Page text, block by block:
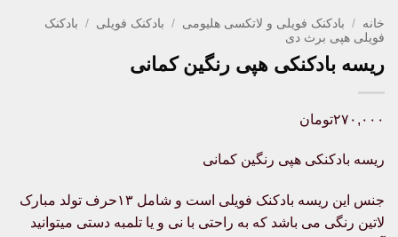
خانه / بادکنک فویلی و لاتکسی هلیومی / بادکنک فویلی / بادکنک
فویلی هپی برث دی
ریسه بادکنکی هپی رنگین کمانی
۲۷۰,۰۰۰تومان
ریسه بادکنکی هپی رنگین کمانی
جنس این ریسه بادکنک فویلی است و شامل ۱۳حرف تولد مبارک
لاتین رنگی می باشد که به راحتی با نی و یا تلمبه دستی میتوانید